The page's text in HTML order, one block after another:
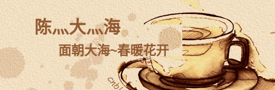
陈灬大灬海
面朝大海~春暖花开